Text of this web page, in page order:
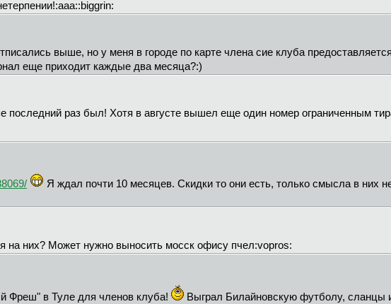
выше, но у меня в городе по карте члена сие клуба
еще приходит каждые два месяца?:)
последний раз был! Хотя в августе вышел еще один номер ограниченным
Я ждал почти 10 месяцев. Скидки то они есть, только смысла в них
на них? Может нужно выносить мосск офису пчел:vopros:
Фреш" в Туле для членов клуба!
Выграл Билайновскую футболу, сланцы